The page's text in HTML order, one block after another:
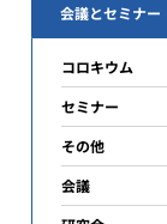
会議とセミナー
コロキウム
セミナー
その他
会議